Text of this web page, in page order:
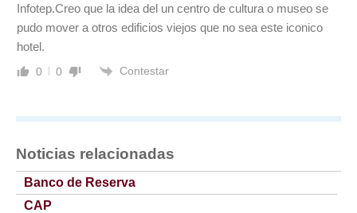
Infotep.Creo que la idea del un centro de cultura o museo se
pudo mover a otros edificios viejos que no sea este iconico
hotel.
0 0 Contestar
Noticias relacionadas
Banco de Reserva
CAP